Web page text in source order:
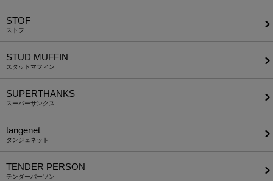
STOF
ストフ
STUD MUFFIN
スタッドマフィン
SUPERTHANKS
スーパーサンクス
tangenet
タンジェネット
TENDER PERSON
テンダーパーソン